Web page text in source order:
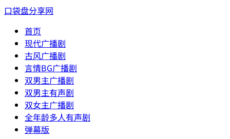
口袋盘分享网
首页
现代广播剧
古风广播剧
言情BG广播剧
双男主广播剧
双男主有声剧
双女主广播剧
全年龄多人有声剧
弹幕版